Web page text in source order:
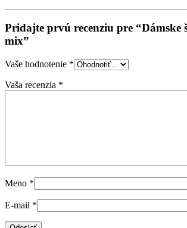
Pridajte prvú recenziu pre “Dámske
mix”
Vaše hodnotenie *
Vaša recenzia *
Meno *
E-mail *